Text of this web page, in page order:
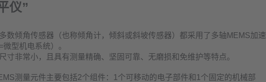
仪”
数倾角传感器（也称倾角计，倾斜或斜坡传感器）都采用了多轴MEMS加速
型机电系统）。
寸非常小，且具有测量精确、坚固可靠、无磨损和免维护等特点。
测量元件主要包括2个组件：1个可移动的电子部件和1个固定的机械部